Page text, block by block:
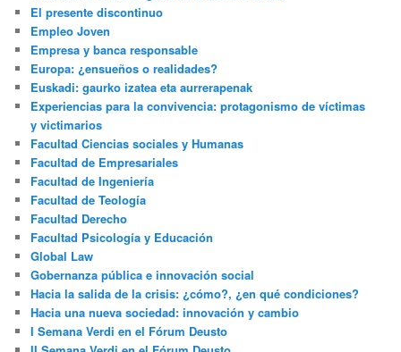
El presente discontinuo
Empleo Joven
Empresa y banca responsable
Europa: ¿ensueños o realidades?
Euskadi: gaurko izatea eta aurrerapenak
Experiencias para la convivencia: protagonismo de víctimas
y victimarios
Facultad Ciencias sociales y Humanas
Facultad de Empresariales
Facultad de Ingeniería
Facultad de Teología
Facultad Derecho
Facultad Psicología y Educación
Global Law
Gobernanza pública e innovación social
Hacia la salida de la crisis: ¿cómo?, ¿en qué condiciones?
Hacia una nueva sociedad: innovación y cambio
I Semana Verdi en el Fórum Deusto